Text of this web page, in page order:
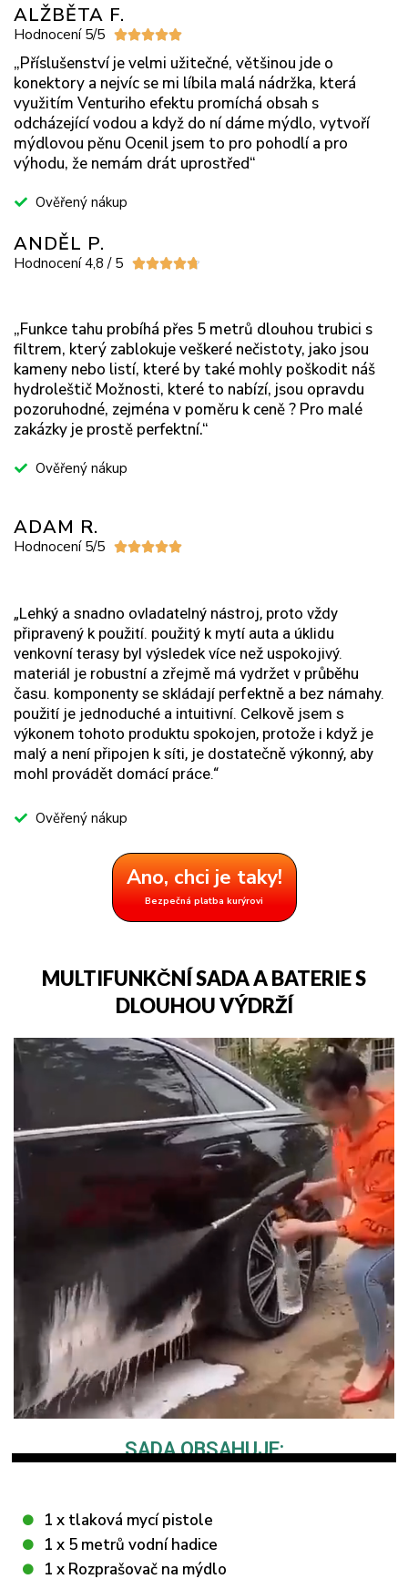
ALŽBĚTA F.
Hodnocení 5/5 
„Příslušenství je velmi užitečné, většinou jde o
konektory a nejvíc se mi líbila malá nádržka, která
využitím Venturiho efektu promíchá obsah s
odcházející vodou a když do ní dáme mýdlo, vytvoří
mýdlovou pěnu Ocenil jsem to pro pohodlí a pro
výhodu, že nemám drát uprostřed“
Ověřený nákup
ANDĚL P.
Hodnocení 4,8 / 5 
„Funkce tahu probíhá přes 5 metrů dlouhou trubici s
filtrem, který zablokuje veškeré nečistoty, jako jsou
kameny nebo listí, které by také mohly poškodit náš
hydroleštič Možnosti, které to nabízí, jsou opravdu
pozoruhodné, zejména v poměru k ceně ? Pro malé
zakázky je prostě perfektní.“
Ověřený nákup
ADAM R.
Hodnocení 5/5 
„Lehký a snadno ovladatelný nástroj, proto vždy
připravený k použití. použitý k mytí auta a úklidu
venkovní terasy byl výsledek více než uspokojivý.
materiál je robustní a zřejmě má vydržet v průběhu
času. komponenty se skládají perfektně a bez námahy.
použití je jednoduché a intuitivní. Celkově jsem s
výkonem tohoto produktu spokojen, protože i když je
malý a není připojen k síti, je dostatečně výkonný, aby
mohl provádět domácí práce.“
Ověřený nákup
Ano, chci je taky!
Bezpečná platba kurýrovi
MULTIFUNKČNÍ SADA A BATERIE S
DLOUHOU VÝDRŽÍ
SADA OBSAHUJE:
1 x tlaková mycí pistole
1 x 5 metrů vodní hadice
1 x Rozprašovač na mýdlo